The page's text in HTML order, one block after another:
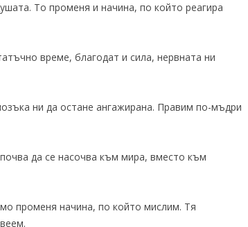
То променя и начина, по който реагира
време, благодат и сила, нервната ни
ни да остане ангажирана. Правим по-мъдри
да се насочва към мира, вместо към
променя начина, по който мислим. Тя